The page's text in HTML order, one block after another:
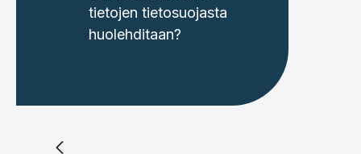
tietojen tietosuojasta
huolehditaan?